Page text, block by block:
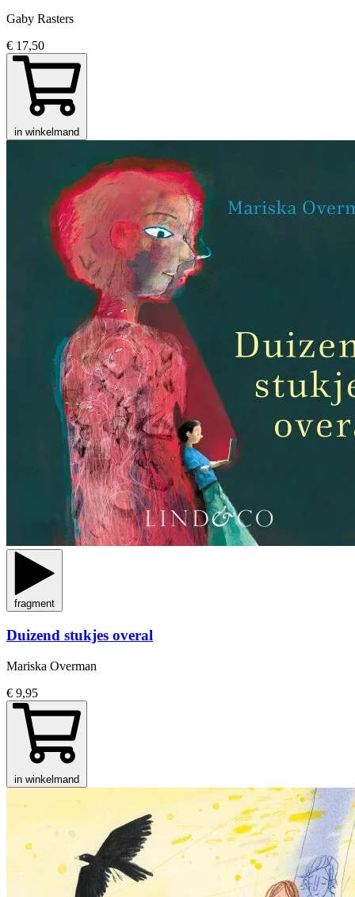
Gaby Rasters
€ 17,50
in winkelmand
fragment
Duizend stukjes overal
Mariska Overman
€ 9,95
in winkelmand